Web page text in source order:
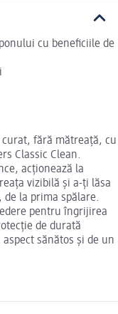
cu beneficiile de
fără mătreață, cu
Classic Clean.
acționează la
vizibilă și a-ți lăsa
la prima spălare.
pentru îngrijirea
de durată
sănătos și de un